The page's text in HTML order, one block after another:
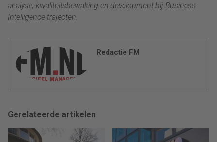
analyse, kwaliteitsbewaking en development bij Business
Intelligence trajecten.
Redactie FM
Gerelateerde artikelen